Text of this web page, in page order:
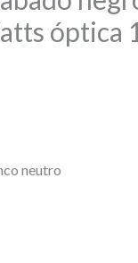
óptica
neutro